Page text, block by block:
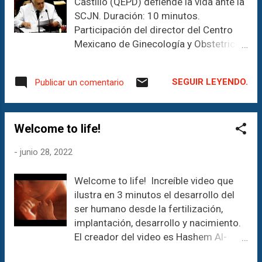
SCJN. Duración: 10 minutos.
Participación del director del Centro
Mexicano de Ginecología y Obstetricia
de la Acción de Inconstitucionalidad
el DF que despenaliza el aborto hasta
las 12 semanas de gestación; 13 de
_________________________
¡Descubre el poder de la comunicación
con nosotros! FomArte Teatro-
Comunicación & Business Como
comunicólogos, somos tus aliados
Publicar un comentario SEGUIR LEYENDO.
Welcome to life!
- junio 28, 2022
Welcome to life! Increíble video que
ilustra en 3 minutos el desarrollo del
ser humano desde la fertilización,
implantación, desarrollo y nacimiento.
El creador del video es Hashem Al-